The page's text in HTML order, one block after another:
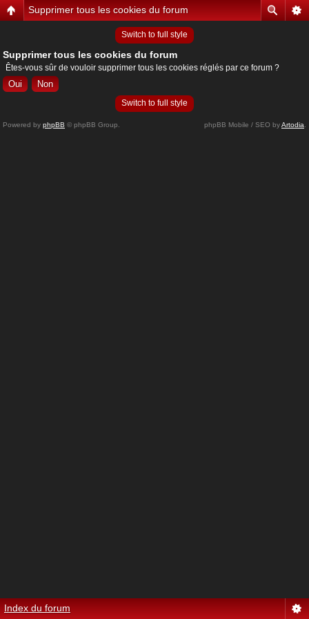
Supprimer tous les cookies du forum
Switch to full style
Supprimer tous les cookies du forum
Êtes-vous sûr de vouloir supprimer tous les cookies réglés par ce forum ?
Switch to full style
Powered by phpBB © phpBB Group. phpBB Mobile / SEO byArtodia
Index du forum